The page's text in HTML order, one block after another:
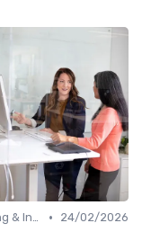
Reporting & Indicateurs •
24/02/2026